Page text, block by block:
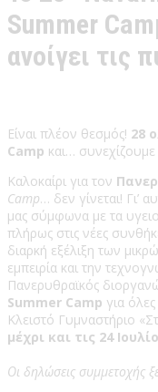
Summer
ανοίγει τις
Είναι πλέον θεσμός! 28
Camp και… συνεχίζουμε
Καλοκαίρι για τον
Camp… δεν γίνεται! Γι’
μας σύμφωνα με τα
πλήρως στις νέες
διαρκή εξέλιξη των
εμπειρία και την
Πανερυθραϊκός
Summer Camp για
Κλειστό Γυμναστήριο
μέχρι και τις 24
Οι δηλώσεις συμμετοχής